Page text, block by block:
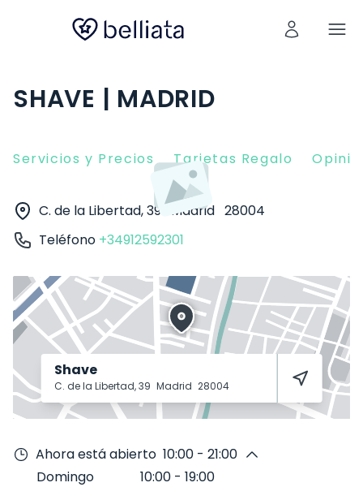
SHAVE | MADRID
Servicios y Precios Tarjetas Regalo
C. de la Libertad, 39 Madrid 28004
Teléfono +34912592301
Shave
C. de la Libertad, 39 Madrid 28004
Ahora está abierto 10:00 - 21:00
Domingo
10:00 - 19:00